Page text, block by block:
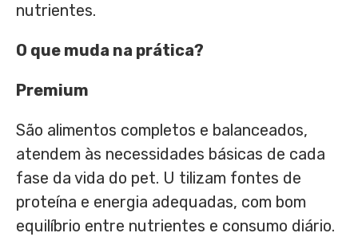
nutrientes.
O que muda na prática?
Premium
São alimentos completos e balanceados,
atendem às necessidades básicas de cada
fase da vida do pet. U tilizam fontes de
proteína e energia adequadas, com bom
equilíbrio entre nutrientes e consumo diário.